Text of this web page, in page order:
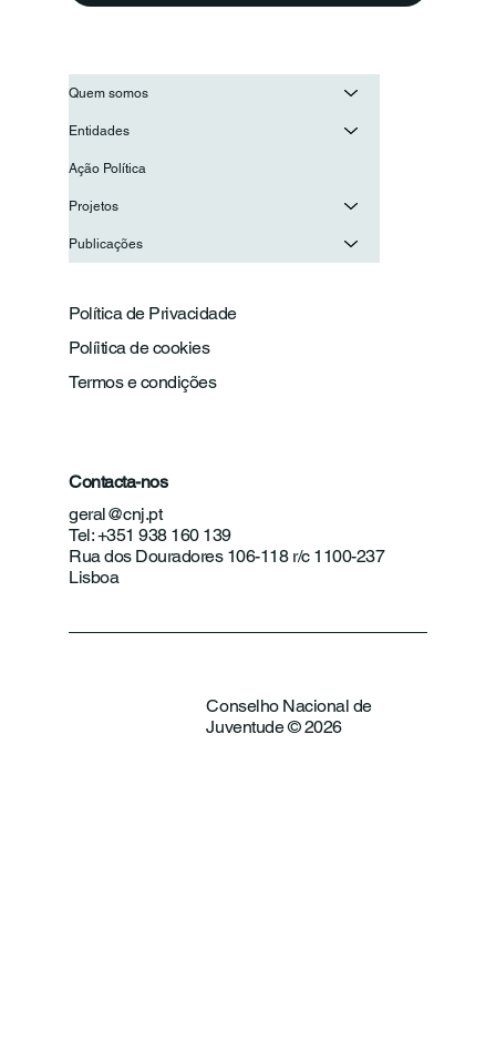
Quem somos
Entidades
Ação Política
Projetos
Publicações
Política de Privacidade
Termos e condições
Políitica de cookies
Contacta-nos
geral@cnj.pt
Tel: +351 938 160 139
Rua dos Douradores 106-118 r/c 1100-237
Lisboa
Conselho Nacional de
Juventude © 2026